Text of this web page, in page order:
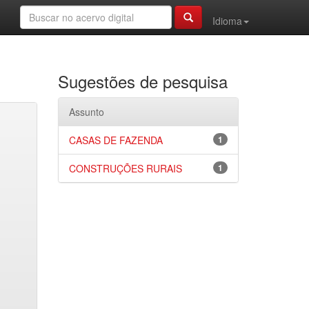
Idioma
Sugestões de pesquisa
Assunto
1
CASAS DE FAZENDA
1
CONSTRUÇÕES RURAIS